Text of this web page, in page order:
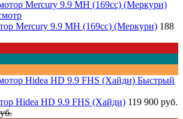
Mercury 9.9 MH (169cc) (Меркури) 188
Быстрый
Hidea HD 9.9 FHS (Хайди) 119 900 руб.